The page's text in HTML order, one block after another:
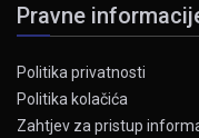
Pravne
Politika privatnosti
Politika kolačića
Zahtjev za pristup